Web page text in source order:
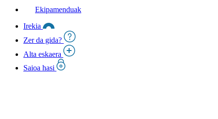
Ekipamenduak
Irekia
Zer da gida?
Alta eskaera
Saioa hasi